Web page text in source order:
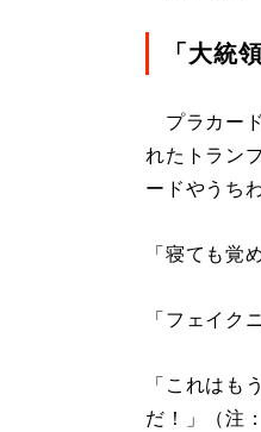
「大統
プラカー
れたトラン
ードやうち
「寝ても覚
「フェイク
「これは
だ！」（注